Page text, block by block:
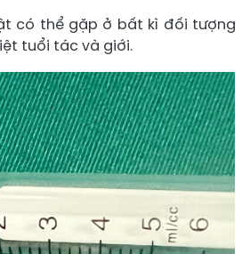
có thể gặp ở bất kì đối tượng
tuổi tác và giới.